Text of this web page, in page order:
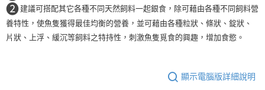
免運費
❷建議可搭配其它各種不同天然飼料一起銀食，除可藉由各種不同飼料營
養特性，使魚隻獲得最佳均衡的營養，並可藉由各種粒狀、條狀、錠狀、
片狀、上浮、緩沉等飼料之特持性，刺激魚隻覓食的興趣，增加食慾。
顯示電腦版詳細說明